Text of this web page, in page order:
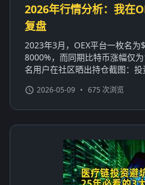
2026年行情分析：我在
复盘
2023年3月，OEX平台一枚名为
8000%，而同期比特币涨幅仅
名用户在社区晒出持仓截图：
2026-05-09 • 675 次浏览